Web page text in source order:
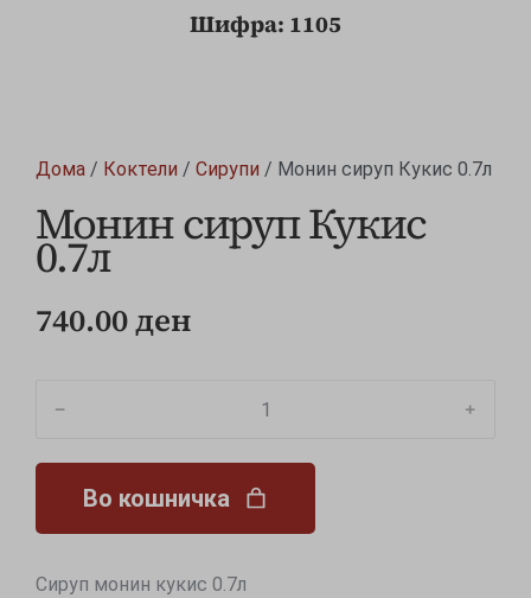
Шифра: 1105
Дома / Коктели / Сирупи / Монин сируп Кукис 0.7л
Монин сируп Кукис
0.7л
740.00ден
﹣ ﹢
Во кошничка
Сируп монин кукис 0.7л